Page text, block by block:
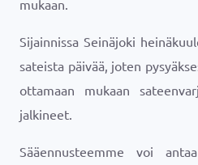
mukaan.
Sijainnissa Seinäjoki
sateista päivää, joten
ottamaan mukaan
jalkineet.
Sääennusteemme voi